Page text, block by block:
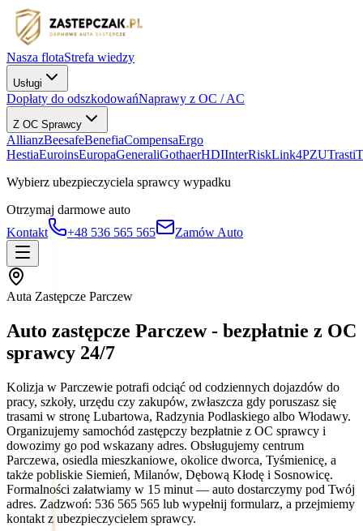
Nasza flotaStrefa wiedzy
Usługi
Dopłaty do odszkodowańNaprawy z OC / AC
Z OC Sprawcy
AllianzBeesafeBenefiaCompensaErgo
HestiaEuroinsEuropaGeneraliGothaerHDIInterRiskLink4PZUTrasti
Wybierz ubezpieczyciela sprawcy wypadku
Otrzymaj darmowe auto
Kontakt
+48 536 565 565 Zamów Auto
Auta Zastępcze Parczew
Auto zastępcze Parczew - bezpłatnie z OC
sprawcy 24/7
Kolizja w Parczewie potrafi odciąć od codziennych dojazdów do
pracy, szkoły, urzędu czy zakupów, zwłaszcza gdy poruszasz się
trasami w stronę Lubartowa, Radzynia Podlaskiego albo Włodawy.
Organizujemy samochód zastępczy bezpłatnie z OC sprawcy i
dowozimy go pod wskazany adres. Obsługujemy centrum
Parczewa, osiedla mieszkaniowe, okolice dworca, Tyśmienicę, a
także pobliskie Siemień, Milanów, Dębową Kłodę i Sosnowicę.
Formalności załatwiamy w 15 minut — auto dostarczymy pod Twój
adres. Zadzwoń: 536 565 565 lub wypełnij formularz, a przejmiemy
kontakt z ubezpieczycielem sprawcy.